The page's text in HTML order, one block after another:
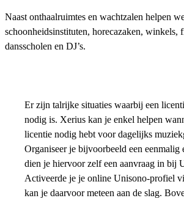
Naast onthaalruimtes en wachtzalen helpen
schoonheidsinstituten, horecazaken, winkels,
dansscholen en DJ’s.
Er zijn talrijke situaties waarbij een
nodig is. Xerius kan je enkel helpen
licentie nodig hebt voor dagelijks
Organiseer je bijvoorbeeld een eenmalig
dien je hiervoor zelf een aanvraag in bij
Activeerde je je online Unisono-profiel
kan je daarvoor meteen aan de slag.